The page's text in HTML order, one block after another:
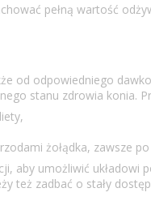
pełną wartość
od odpowiedniego
stanu zdrowia konia.
żołądka, zawsze
aby umożliwić
też zadbać o stały